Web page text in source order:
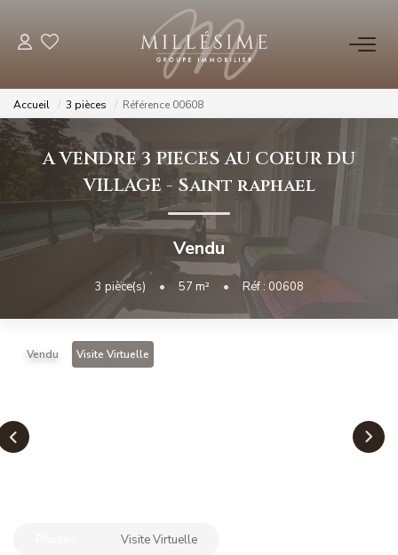
NOS OFFRES
Nos Biens Vendus
NOS AGENCES
Nos Agences
Nos Équipes
ESTIMATION
Millésimme Immobilier N°4
Accueil 3 pièces Référence 00608
A VENDRE 3 PIECES AU COEUR DU
VILLAGE - Saint raphael
Vendu
3 pièce(s) • 57 m² • Réf : 00608
Vendu Visite Virtuelle
Visite Virtuelle